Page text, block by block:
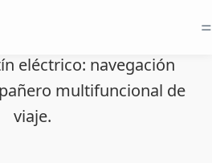
=
eléctrico: navegación
multifuncional de
viaje.